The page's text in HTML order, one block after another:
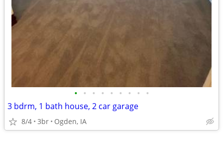
• • • • • • • • •
3 bdrm, 1 bath house, 2 car garage
8/4 3br Ogden, IA